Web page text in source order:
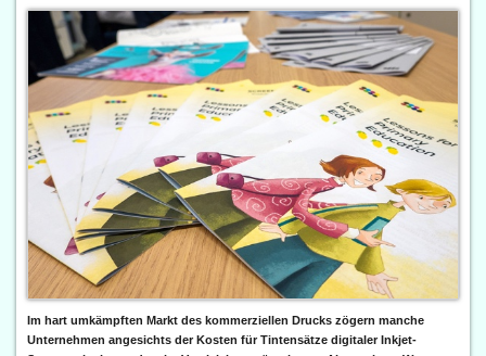
Im hart umkämpften Markt des kommerziellen Drucks zögern manche
Unternehmen angesichts der Kosten für Tintensätze digitaler Inkjet-